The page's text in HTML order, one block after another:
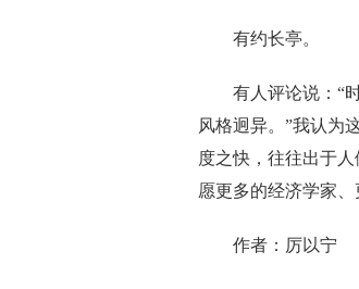
有约长亭。
有人评论说：“时
风格迥异。”我认为
度之快，往往出于
愿更多的经济学家
作者：厉以宁